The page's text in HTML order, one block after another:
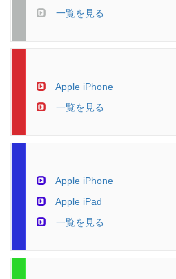
一覧を見る
Apple iPhone
一覧を見る
Apple iPhone
Apple iPad
一覧を見る